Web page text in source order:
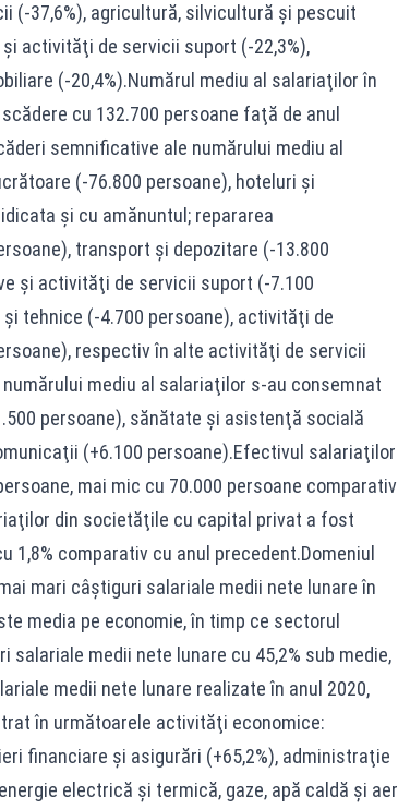
(-37,6%), agricultură, silvicultură şi pescuit
activităţi de servicii suport (-22,3%),
(-20,4%).Numărul mediu al salariaţilor în
cu 132.700 persoane faţă de anul
semnificative ale numărului mediu al
(-76.800 persoane), hoteluri şi
şi cu amănuntul; repararea
transport şi depozitare (-13.800
şi activităţi de servicii suport (-7.100
tehnice (-4.700 persoane), activităţi de
respectiv în alte activităţi de servicii
mediu al salariaţilor s-au consemnat
persoane), sănătate şi asistenţă socială
(+6.100 persoane).Efectivul salariaţilor
mai mic cu 70.000 persoane comparativ
din societăţile cu capital privat a fost
comparativ cu anul precedent.Domeniul
mari câştiguri salariale medii nete lunare în
media pe economie, în timp ce sectorul
medii nete lunare cu 45,2% sub medie,
medii nete lunare realizate în anul 2020,
în următoarele activităţi economice:
financiare şi asigurări (+65,2%), administraţie
electrică şi termică, gaze, apă caldă şi aer